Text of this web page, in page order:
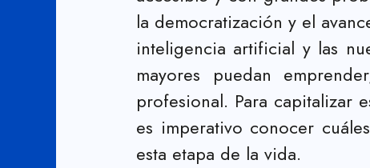
la democratización y el
inteligencia artificial y las
mayores puedan
profesional. Para capitalizar
es imperativo conocer
esta etapa de la vida.